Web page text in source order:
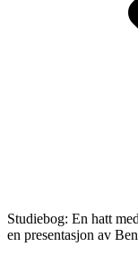
Studiebog: En hatt
en presentasjon av